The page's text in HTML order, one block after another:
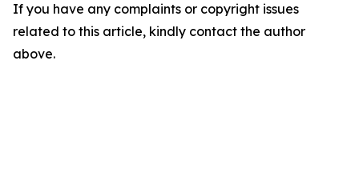
If you have any complaints or copyright issues
related to this article, kindly contact the author
above.